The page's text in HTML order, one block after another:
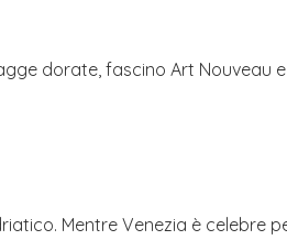
dorate, fascino Art Nouveau
Mentre Venezia è celebre